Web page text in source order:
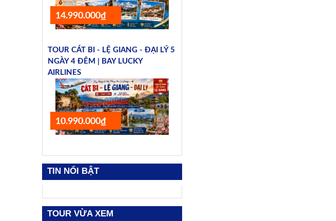
14.990.000₫
TOUR CÁT BI - LỆ GIANG - ĐẠI LÝ 5
NGÀY 4 ĐÊM | BAY LUCKY
AIRLINES
10.990.000₫
TIN NỔI BẬT
TOUR VỪA XEM